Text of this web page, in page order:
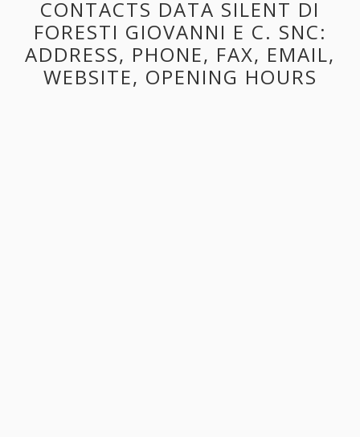
CONTACTS DATA SILENT DI
FORESTI GIOVANNI E C. SNC:
ADDRESS, PHONE, FAX, EMAIL,
WEBSITE, OPENING HOURS